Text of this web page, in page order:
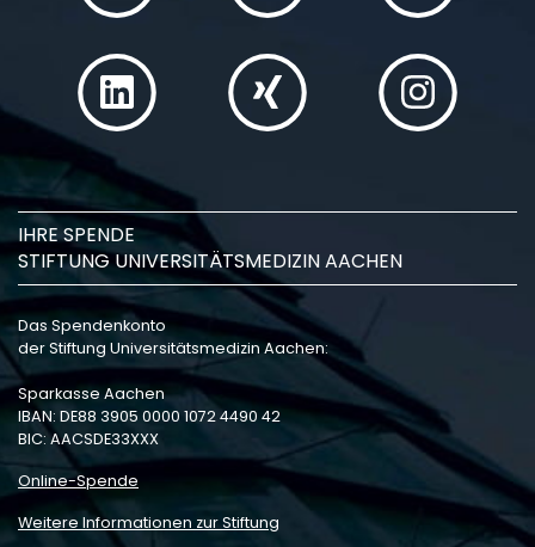
IHRE SPENDE
STIFTUNG UNIVERSITÄTSMEDIZIN AACHEN
Das Spendenkonto
der Stiftung Universitätsmedizin Aachen:
Sparkasse Aachen
IBAN: DE88 3905 0000 1072 4490 42
BIC: AACSDE33XXX
Online-Spende
Weitere Informationen zur Stiftung